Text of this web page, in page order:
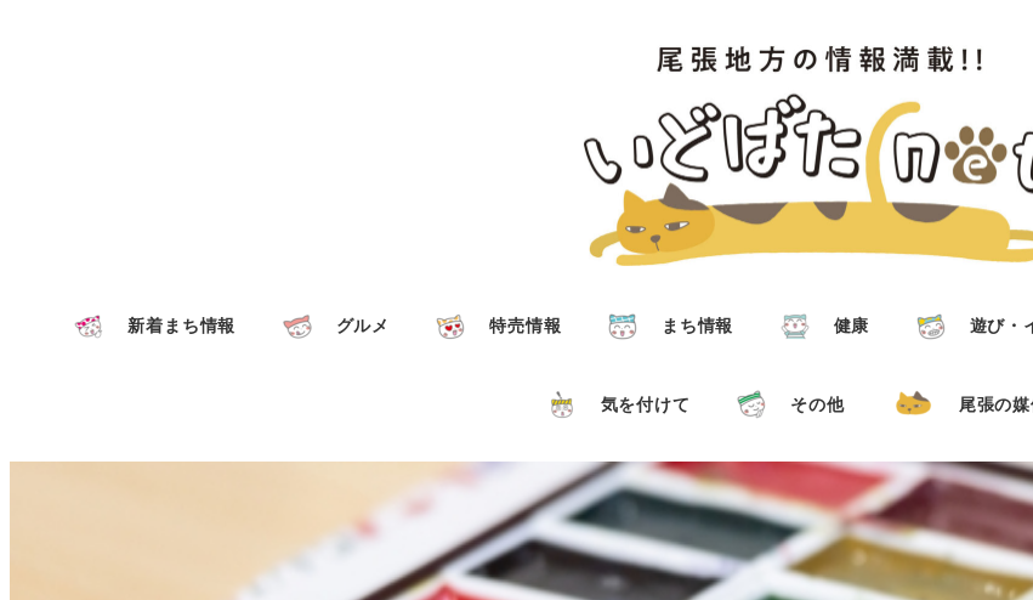
新着まち情報 グルメ 特売情報 まち情報 健康 遊び・
気を付けて その他 尾張の